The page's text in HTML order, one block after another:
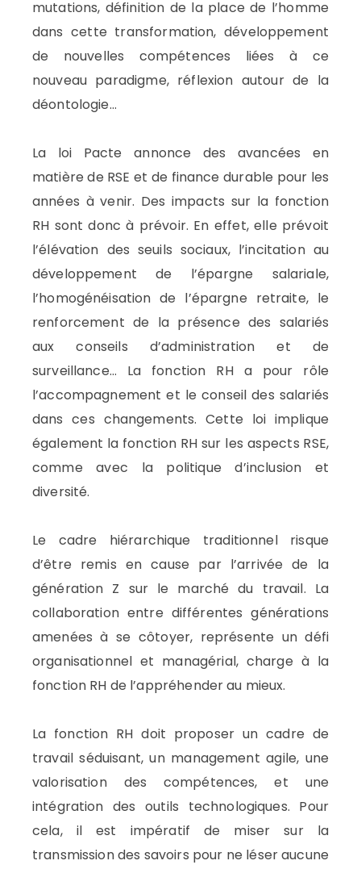
mutations, définition de la place de l’homme
dans cette transformation, développement
de nouvelles compétences liées à ce
nouveau paradigme, réflexion autour de la
déontologie…
La loi Pacte annonce des avancées en
matière de RSE et de finance durable pour les
années à venir. Des impacts sur la fonction
RH sont donc à prévoir. En effet, elle prévoit
l’élévation des seuils sociaux, l’incitation au
développement de l’épargne salariale,
l’homogénéisation de l’épargne retraite, le
renforcement de la présence des salariés
aux conseils d’administration et de
surveillance… La fonction RH a pour rôle
l’accompagnement et le conseil des salariés
dans ces changements. Cette loi implique
également la fonction RH sur les aspects RSE,
comme avec la politique d’inclusion et
diversité.
Le cadre hiérarchique traditionnel risque
d’être remis en cause par l’arrivée de la
génération Z sur le marché du travail. La
collaboration entre différentes générations
amenées à se côtoyer, représente un défi
organisationnel et managérial, charge à la
fonction RH de l’appréhender au mieux.
La fonction RH doit proposer un cadre de
travail séduisant, un management agile, une
valorisation des compétences, et une
intégration des outils technologiques. Pour
cela, il est impératif de miser sur la
transmission des savoirs pour ne léser aucune